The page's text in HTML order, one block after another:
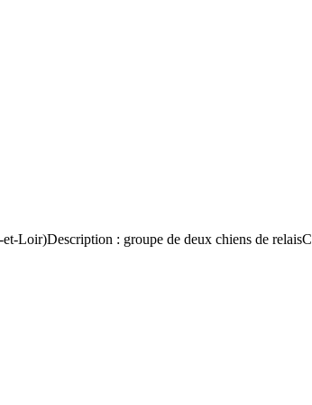
Loir)Description : groupe de deux chiens de